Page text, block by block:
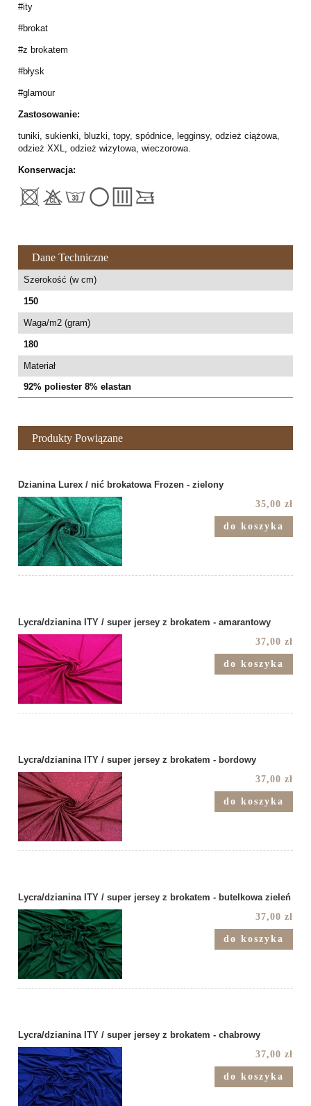
#ity
#brokat
#z brokatem
#błysk
#glamour
Zastosowanie:
tuniki, sukienki, bluzki, topy, spódnice, legginsy, odzież ciążowa,
odzież XXL, odzież wizytowa, wieczorowa.
Konserwacja:
Dane Techniczne
Szerokość (w cm)
150
Waga/m2 (gram)
180
Materiał
92% poliester 8% elastan
Produkty Powiązane
Dzianina Lurex / nić brokatowa Frozen - zielony
35,00 zł
do koszyka
Lycra/dzianina ITY / super jersey z brokatem - amarantowy
37,00 zł
do koszyka
Lycra/dzianina ITY / super jersey z brokatem - bordowy
37,00 zł
do koszyka
Lycra/dzianina ITY / super jersey z brokatem - butelkowa zieleń
37,00 zł
do koszyka
Lycra/dzianina ITY / super jersey z brokatem - chabrowy
37,00 zł
do koszyka